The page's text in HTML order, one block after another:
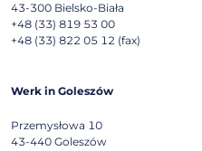
43-300 Bielsko-Biała
+48 (33) 819 53 00
+48 (33) 822 05 12 (fax)
Werk in Goleszów
Przemysłowa 10
43-440 Goleszów